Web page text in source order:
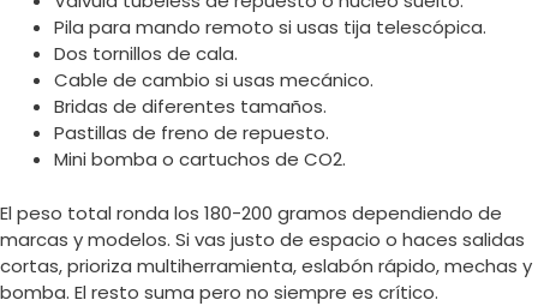
Pila para mando remoto si usas tija telescópica.
Dos tornillos de cala.
Cable de cambio si usas mecánico.
Bridas de diferentes tamaños.
Pastillas de freno de repuesto.
Mini bomba o cartuchos de CO2.
El peso total ronda los 180-200 gramos dependiendo de
marcas y modelos. Si vas justo de espacio o haces salidas
cortas, prioriza multiherramienta, eslabón rápido, mechas y
bomba. El resto suma pero no siempre es crítico.